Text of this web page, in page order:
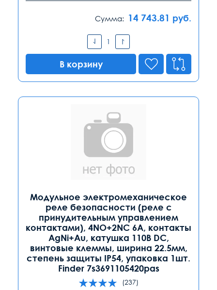
Сумма: 14 743.81 руб.
В корзину
Модульное электромеханическое
реле безопасности (реле с
принудительным управлением
контактами), 4NO+2NC 6A, контакты
AgNi+Au, катушка 110В DC,
винтовые клеммы, ширина 22.5мм,
степень защиты IP54, упаковка 1шт.
Finder 7s3691105420pas
(237)